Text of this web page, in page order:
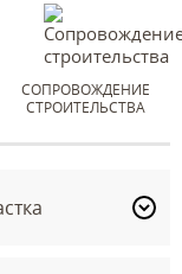
СОПРОВОЖДЕНИЕ
СТРОИТЕЛЬСТВА